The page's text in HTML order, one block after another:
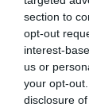
section to
opt-out
interest-
us or
your opt-
disclosure
Ο μικρός
πρόσωπο
πανηγύρι
06.08.2026 |